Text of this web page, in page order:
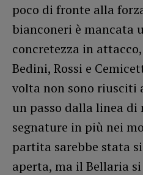
poco di fronte alla
bianconeri è mancata
concretezza in
Bedini, Rossi e
volta non sono riusciti
un passo dalla linea di
segnature in più nei
partita sarebbe stata
aperta, ma il Bellaria